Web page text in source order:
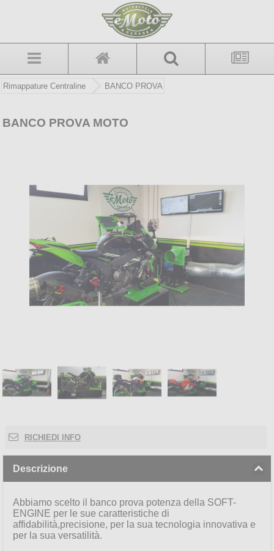
Rimappature Centraline BANCO PROVA
BANCO PROVA MOTO
RICHIEDI INFO
Descrizione
Abbiamo scelto il banco prova potenza della SOFT-
ENGINE per le sue caratteristiche di
affidabilità,precisione, per la sua tecnologia innovativa e
per la sua versatilità.